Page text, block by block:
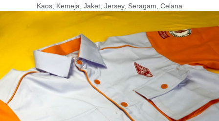
Kaos, Kemeja, Jaket, Jersey, Seragam, Celana